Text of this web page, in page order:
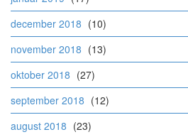
december 2018 (10)
november 2018 (13)
oktober 2018 (27)
september 2018 (12)
august 2018 (23)